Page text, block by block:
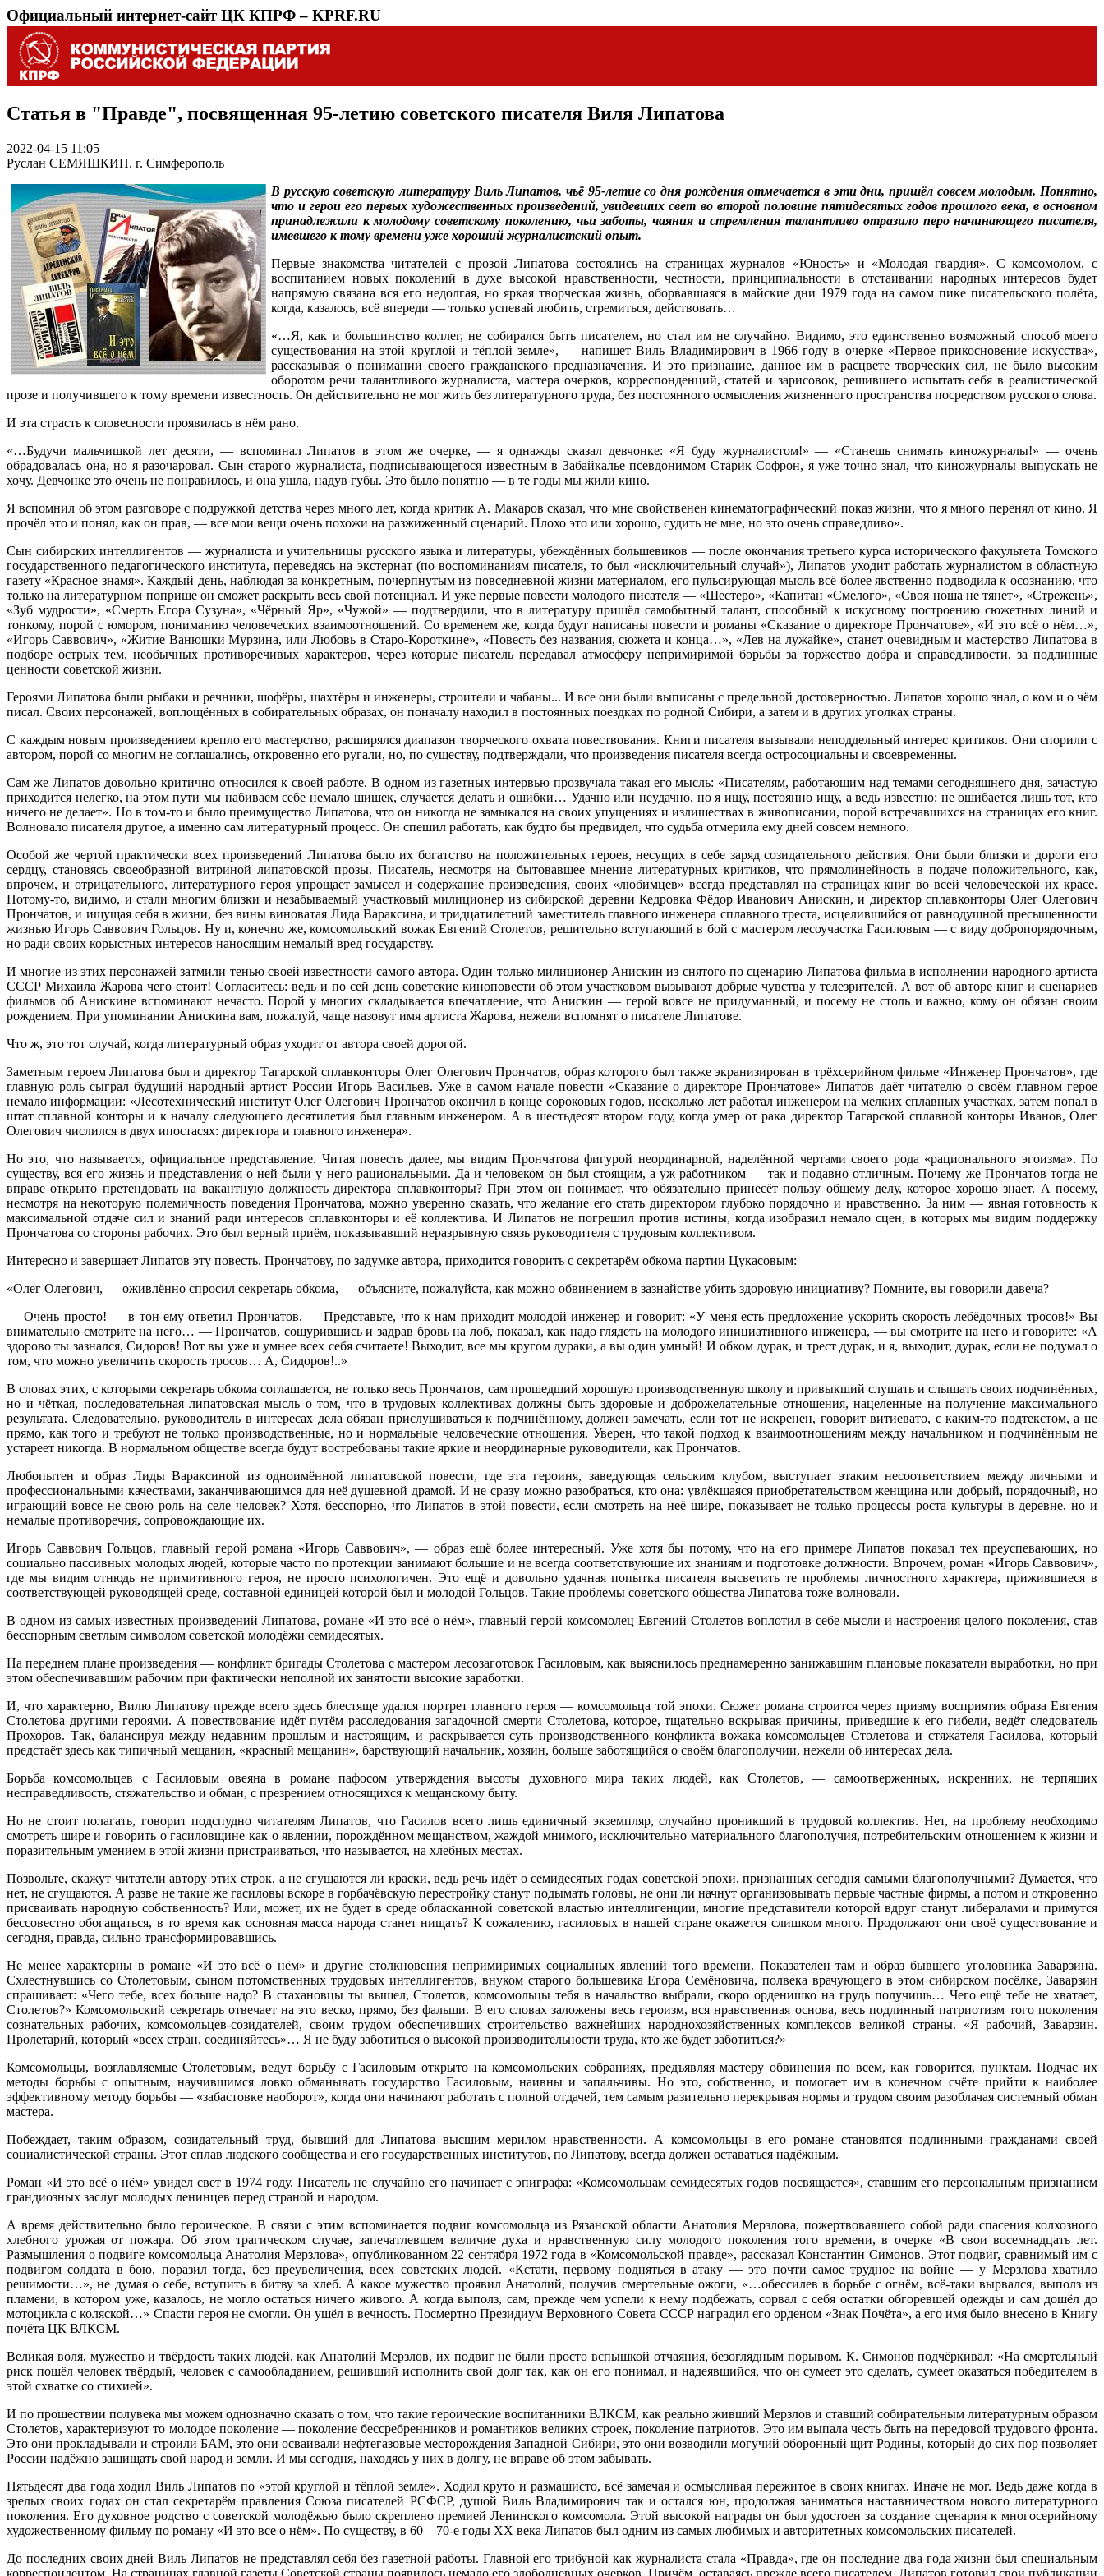
Официальный интернет-сайт ЦК КПРФ – KPRF.RU
Статья в "Правде", посвященная 95-летию советского писателя Виля Липатова
2022-04-15 11:05
Руслан СЕМЯШКИН. г. Симферополь
В русскую советскую литературу Виль Липатов, чьё 95-летие со дня рождения отмечается в эти дни, пришёл совсем молодым. Понятно,
что и герои его первых художественных произведений, увидевших свет во второй половине пятидесятых годов прошлого века, в основном
принадлежали к молодому советскому поколению, чьи заботы, чаяния и стремления талантливо отразило перо начинающего писателя,
имевшего к тому времени уже хороший журналистский опыт.
Первые знакомства читателей с прозой Липатова состоялись на страницах журналов «Юность» и «Молодая гвардия». С комсомолом, с
воспитанием новых поколений в духе высокой нравственности, честности, принципиальности в отстаивании народных интересов будет
напрямую связана вся его недолгая, но яркая творческая жизнь, оборвавшаяся в майские дни 1979 года на самом пике писательского полёта,
когда, казалось, всё впереди — только успевай любить, стремиться, действовать…
«…Я, как и большинство коллег, не собирался быть писателем, но стал им не случайно. Видимо, это единственно возможный способ моего
существования на этой круглой и тёплой земле», — напишет Виль Владимирович в 1966 году в очерке «Первое прикосновение искусства»,
рассказывая о понимании своего гражданского предназначения. И это признание, данное им в расцвете творческих сил, не было высоким
оборотом речи талантливого журналиста, мастера очерков, корреспонденций, статей и зарисовок, решившего испытать себя в реалистической
прозе и получившего к тому времени известность. Он действительно не мог жить без литературного труда, без постоянного осмысления жизненного пространства посредством русского слова.
И эта страсть к словесности проявилась в нём рано.
«…Будучи мальчишкой лет десяти, — вспоминал Липатов в этом же очерке, — я однажды сказал девчонке: «Я буду журналистом!» — «Станешь снимать киножурналы!» — очень
обрадовалась она, но я разочаровал. Сын старого журналиста, подписывающегося известным в Забайкалье псевдонимом Старик Софрон, я уже точно знал, что киножурналы выпускать не
хочу. Девчонке это очень не понравилось, и она ушла, надув губы. Это было понятно — в те годы мы жили кино.
Я вспомнил об этом разговоре с подружкой детства через много лет, когда критик А. Макаров сказал, что мне свойственен кинематографический показ жизни, что я много перенял от кино. Я
прочёл это и понял, как он прав, — все мои вещи очень похожи на разжиженный сценарий. Плохо это или хорошо, судить не мне, но это очень справедливо».
Сын сибирских интеллигентов — журналиста и учительницы русского языка и литературы, убеждённых большевиков — после окончания третьего курса исторического факультета Томского
государственного педагогического института, переведясь на экстернат (по воспоминаниям писателя, то был «исключительный случай»), Липатов уходит работать журналистом в областную
газету «Красное знамя». Каждый день, наблюдая за конкретным, почерпнутым из повседневной жизни материалом, его пульсирующая мысль всё более явственно подводила к осознанию, что
только на литературном поприще он сможет раскрыть весь свой потенциал. И уже первые повести молодого писателя — «Шестеро», «Капитан «Смелого», «Своя ноша не тянет», «Стрежень»,
«Зуб мудрости», «Смерть Егора Сузуна», «Чёрный Яр», «Чужой» — подтвердили, что в литературу пришёл самобытный талант, способный к искусному построению сюжетных линий и
тонкому, порой с юмором, пониманию человеческих взаимоотношений. Со временем же, когда будут написаны повести и романы «Сказание о директоре Прончатове», «И это всё о нём…»,
«Игорь Саввович», «Житие Ванюшки Мурзина, или Любовь в Старо-Короткине», «Повесть без названия, сюжета и конца…», «Лев на лужайке», станет очевидным и мастерство Липатова в
подборе острых тем, необычных противоречивых характеров, через которые писатель передавал атмосферу непримиримой борьбы за торжество добра и справедливости, за подлинные
ценности советской жизни.
Героями Липатова были рыбаки и речники, шофёры, шахтёры и инженеры, строители и чабаны... И все они были выписаны с предельной достоверностью. Липатов хорошо знал, о ком и о чём
писал. Своих персонажей, воплощённых в собирательных образах, он поначалу находил в постоянных поездках по родной Сибири, а затем и в других уголках страны.
С каждым новым произведением крепло его мастерство, расширялся диапазон творческого охвата повествования. Книги писателя вызывали неподдельный интерес критиков. Они спорили с
автором, порой со многим не соглашались, откровенно его ругали, но, по существу, подтверждали, что произведения писателя всегда остросоциальны и своевременны.
Сам же Липатов довольно критично относился к своей работе. В одном из газетных интервью прозвучала такая его мысль: «Писателям, работающим над темами сегодняшнего дня, зачастую
приходится нелегко, на этом пути мы набиваем себе немало шишек, случается делать и ошибки… Удачно или неудачно, но я ищу, постоянно ищу, а ведь известно: не ошибается лишь тот, кто
ничего не делает». Но в том-то и было преимущество Липатова, что он никогда не замыкался на своих упущениях и излишествах в живописании, порой встречавшихся на страницах его книг.
Волновало писателя другое, а именно сам литературный процесс. Он спешил работать, как будто бы предвидел, что судьба отмерила ему дней совсем немного.
Особой же чертой практически всех произведений Липатова было их богатство на положительных героев, несущих в себе заряд созидательного действия. Они были близки и дороги его
сердцу, становясь своеобразной витриной липатовской прозы. Писатель, несмотря на бытовавшее мнение литературных критиков, что прямолинейность в подаче положительного, как,
впрочем, и отрицательного, литературного героя упрощает замысел и содержание произведения, своих «любимцев» всегда представлял на страницах книг во всей человеческой их красе.
Потому-то, видимо, и стали многим близки и незабываемый участковый милиционер из сибирской деревни Кедровка Фёдор Иванович Анискин, и директор сплавконторы Олег Олегович
Прончатов, и ищущая себя в жизни, без вины виноватая Лида Вараксина, и тридцатилетний заместитель главного инженера сплавного треста, исцелившийся от равнодушной пресыщенности
жизнью Игорь Саввович Гольцов. Ну и, конечно же, комсомольский вожак Евгений Столетов, решительно вступающий в бой с мастером лесоучастка Гасиловым — с виду добропорядочным,
но ради своих корыстных интересов наносящим немалый вред государству.
И многие из этих персонажей затмили тенью своей известности самого автора. Один только милиционер Анискин из снятого по сценарию Липатова фильма в исполнении народного артиста
СССР Михаила Жарова чего стоит! Согласитесь: ведь и по сей день советские киноповести об этом участковом вызывают добрые чувства у телезрителей. А вот об авторе книг и сценариев
фильмов об Анискине вспоминают нечасто. Порой у многих складывается впечатление, что Анискин — герой вовсе не придуманный, и посему не столь и важно, кому он обязан своим
рождением. При упоминании Анискина вам, пожалуй, чаще назовут имя артиста Жарова, нежели вспомнят о писателе Липатове.
Что ж, это тот случай, когда литературный образ уходит от автора своей дорогой.
Заметным героем Липатова был и директор Тагарской сплавконторы Олег Олегович Прончатов, образ которого был также экранизирован в трёхсерийном фильме «Инженер Прончатов», где
главную роль сыграл будущий народный артист России Игорь Васильев. Уже в самом начале повести «Сказание о директоре Прончатове» Липатов даёт читателю о своём главном герое
немало информации: «Лесотехнический институт Олег Олегович Прончатов окончил в конце сороковых годов, несколько лет работал инженером на мелких сплавных участках, затем попал в
штат сплавной конторы и к началу следующего десятилетия был главным инженером. А в шестьдесят втором году, когда умер от рака директор Тагарской сплавной конторы Иванов, Олег
Олегович числился в двух ипостасях: директора и главного инженера».
Но это, что называется, официальное представление. Читая повесть далее, мы видим Прончатова фигурой неординарной, наделённой чертами своего рода «рационального эгоизма». По
существу, вся его жизнь и представления о ней были у него рациональными. Да и человеком он был стоящим, а уж работником — так и подавно отличным. Почему же Прончатов тогда не
вправе открыто претендовать на вакантную должность директора сплавконторы? При этом он понимает, что обязательно принесёт пользу общему делу, которое хорошо знает. А посему,
несмотря на некоторую полемичность поведения Прончатова, можно уверенно сказать, что желание его стать директором глубоко порядочно и нравственно. За ним — явная готовность к
максимальной отдаче сил и знаний ради интересов сплавконторы и её коллектива. И Липатов не погрешил против истины, когда изобразил немало сцен, в которых мы видим поддержку
Прончатова со стороны рабочих. Это был верный приём, показывавший неразрывную связь руководителя с трудовым коллективом.
Интересно и завершает Липатов эту повесть. Прончатову, по задумке автора, приходится говорить с секретарём обкома партии Цукасовым:
«Олег Олегович, — оживлённо спросил секретарь обкома, — объясните, пожалуйста, как можно обвинением в зазнайстве убить здоровую инициативу? Помните, вы говорили давеча?
— Очень просто! — в тон ему ответил Прончатов. — Представьте, что к нам приходит молодой инженер и говорит: «У меня есть предложение ускорить скорость лебёдочных тросов!» Вы
внимательно смотрите на него… — Прончатов, сощурившись и задрав бровь на лоб, показал, как надо глядеть на молодого инициативного инженера, — вы смотрите на него и говорите: «А
здорово ты зазнался, Сидоров! Вот вы уже и умнее всех себя считаете! Выходит, все мы кругом дураки, а вы один умный! И обком дурак, и трест дурак, и я, выходит, дурак, если не подумал о
том, что можно увеличить скорость тросов… А, Сидоров!..»
В словах этих, с которыми секретарь обкома соглашается, не только весь Прончатов, сам прошедший хорошую производственную школу и привыкший слушать и слышать своих подчинённых,
но и чёткая, последовательная липатовская мысль о том, что в трудовых коллективах должны быть здоровые и доброжелательные отношения, нацеленные на получение максимального
результата. Следовательно, руководитель в интересах дела обязан прислушиваться к подчинённому, должен замечать, если тот не искренен, говорит витиевато, с каким-то подтекстом, а не
прямо, как того и требуют не только производственные, но и нормальные человеческие отношения. Уверен, что такой подход к взаимоотношениям между начальником и подчинённым не
устареет никогда. В нормальном обществе всегда будут востребованы такие яркие и неординарные руководители, как Прончатов.
Любопытен и образ Лиды Вараксиной из одноимённой липатовской повести, где эта героиня, заведующая сельским клубом, выступает этаким несоответствием между личными и
профессиональными качествами, заканчивающимся для неё душевной драмой. И не сразу можно разобраться, кто она: увлёкшаяся приобретательством женщина или добрый, порядочный, но
играющий вовсе не свою роль на селе человек? Хотя, бесспорно, что Липатов в этой повести, если смотреть на неё шире, показывает не только процессы роста культуры в деревне, но и
немалые противоречия, сопровождающие их.
Игорь Саввович Гольцов, главный герой романа «Игорь Саввович», — образ ещё более интересный. Уже хотя бы потому, что на его примере Липатов показал тех преуспевающих, но
социально пассивных молодых людей, которые часто по протекции занимают большие и не всегда соответствующие их знаниям и подготовке должности. Впрочем, роман «Игорь Саввович»,
где мы видим отнюдь не примитивного героя, не просто психологичен. Это ещё и довольно удачная попытка писателя высветить те проблемы личностного характера, прижившиеся в
соответствующей руководящей среде, составной единицей которой был и молодой Гольцов. Такие проблемы советского общества Липатова тоже волновали.
В одном из самых известных произведений Липатова, романе «И это всё о нём», главный герой комсомолец Евгений Столетов воплотил в себе мысли и настроения целого поколения, став
бесспорным светлым символом советской молодёжи семидесятых.
На переднем плане произведения — конфликт бригады Столетова с мастером лесозаготовок Гасиловым, как выяснилось преднамеренно занижавшим плановые показатели выработки, но при
этом обеспечивавшим рабочим при фактически неполной их занятости высокие заработки.
И, что характерно, Вилю Липатову прежде всего здесь блестяще удался портрет главного героя — комсомольца той эпохи. Сюжет романа строится через призму восприятия образа Евгения
Столетова другими героями. А повествование идёт путём расследования загадочной смерти Столетова, которое, тщательно вскрывая причины, приведшие к его гибели, ведёт следователь
Прохоров. Так, балансируя между недавним прошлым и настоящим, и раскрывается суть производственного конфликта вожака комсомольцев Столетова и стяжателя Гасилова, который
предстаёт здесь как типичный мещанин, «красный мещанин», барствующий начальник, хозяин, больше заботящийся о своём благополучии, нежели об интересах дела.
Борьба комсомольцев с Гасиловым овеяна в романе пафосом утверждения высоты духовного мира таких людей, как Столетов, — самоотверженных, искренних, не терпящих
несправедливость, стяжательство и обман, с презрением относящихся к мещанскому быту.
Но не стоит полагать, говорит подспудно читателям Липатов, что Гасилов всего лишь единичный экземпляр, случайно проникший в трудовой коллектив. Нет, на проблему необходимо
смотреть шире и говорить о гасиловщине как о явлении, порождённом мещанством, жаждой мнимого, исключительно материального благополучия, потребительским отношением к жизни и
поразительным умением в этой жизни пристраиваться, что называется, на хлебных местах.
Позвольте, скажут читатели автору этих строк, а не сгущаются ли краски, ведь речь идёт о семидесятых годах советской эпохи, признанных сегодня самыми благополучными? Думается, что
нет, не сгущаются. А разве не такие же гасиловы вскоре в горбачёвскую перестройку станут подымать головы, не они ли начнут организовывать первые частные фирмы, а потом и откровенно
присваивать народную собственность? Или, может, их не будет в среде обласканной советской властью интеллигенции, многие представители которой вдруг станут либералами и примутся
бессовестно обогащаться, в то время как основная масса народа станет нищать? К сожалению, гасиловых в нашей стране окажется слишком много. Продолжают они своё существование и
сегодня, правда, сильно трансформировавшись.
Не менее характерны в романе «И это всё о нём» и другие столкновения непримиримых социальных явлений того времени. Показателен там и образ бывшего уголовника Заварзина.
Схлестнувшись со Столетовым, сыном потомственных трудовых интеллигентов, внуком старого большевика Егора Семёновича, полвека врачующего в этом сибирском посёлке, Заварзин
спрашивает: «Чего тебе, всех больше надо? В стахановцы ты вышел, Столетов, комсомольцы тебя в начальство выбрали, скоро орденишко на грудь получишь… Чего ещё тебе не хватает,
Столетов?» Комсомольский секретарь отвечает на это веско, прямо, без фальши. В его словах заложены весь героизм, вся нравственная основа, весь подлинный патриотизм того поколения
сознательных рабочих, комсомольцев-созидателей, своим трудом обеспечивших строительство важнейших народнохозяйственных комплексов великой страны. «Я рабочий, Заварзин.
Пролетарий, который «всех стран, соединяйтесь»… Я не буду заботиться о высокой производительности труда, кто же будет заботиться?»
Комсомольцы, возглавляемые Столетовым, ведут борьбу с Гасиловым открыто на комсомольских собраниях, предъявляя мастеру обвинения по всем, как говорится, пунктам. Подчас их
методы борьбы с опытным, научившимся ловко обманывать государство Гасиловым, наивны и запальчивы. Но это, собственно, и помогает им в конечном счёте прийти к наиболее
эффективному методу борьбы — «забастовке наоборот», когда они начинают работать с полной отдачей, тем самым разительно перекрывая нормы и трудом своим разоблачая системный обман
мастера.
Побеждает, таким образом, созидательный труд, бывший для Липатова высшим мерилом нравственности. А комсомольцы в его романе становятся подлинными гражданами своей
социалистической страны. Этот сплав людского сообщества и его государственных институтов, по Липатову, всегда должен оставаться надёжным.
Роман «И это всё о нём» увидел свет в 1974 году. Писатель не случайно его начинает с эпиграфа: «Комсомольцам семидесятых годов посвящается», ставшим его персональным признанием
грандиозных заслуг молодых ленинцев перед страной и народом.
А время действительно было героическое. В связи с этим вспоминается подвиг комсомольца из Рязанской области Анатолия Мерзлова, пожертвовавшего собой ради спасения колхозного
хлебного урожая от пожара. Об этом трагическом случае, запечатлевшем величие духа и нравственную силу молодого поколения того времени, в очерке «В свои восемнадцать лет.
Размышления о подвиге комсомольца Анатолия Мерзлова», опубликованном 22 сентября 1972 года в «Комсомольской правде», рассказал Константин Симонов. Этот подвиг, сравнимый им с
подвигом солдата в бою, поразил тогда, без преувеличения, всех советских людей. «Кстати, первому подняться в атаку — это почти самое трудное на войне — у Мерзлова хватило
решимости…», не думая о себе, вступить в битву за хлеб. А какое мужество проявил Анатолий, получив смертельные ожоги, «…обессилев в борьбе с огнём, всё-таки вырвался, выполз из
пламени, в котором уже, казалось, не могло остаться ничего живого. А когда выполз, сам, прежде чем успели к нему подбежать, сорвал с себя остатки обгоревшей одежды и сам дошёл до
мотоцикла с коляской…» Спасти героя не смогли. Он ушёл в вечность. Посмертно Президиум Верховного Совета СССР наградил его орденом «Знак Почёта», а его имя было внесено в Книгу
почёта ЦК ВЛКСМ.
Великая воля, мужество и твёрдость таких людей, как Анатолий Мерзлов, их подвиг не были просто вспышкой отчаяния, безоглядным порывом. К. Симонов подчёркивал: «На смертельный
риск пошёл человек твёрдый, человек с самообладанием, решивший исполнить свой долг так, как он его понимал, и надеявшийся, что он сумеет это сделать, сумеет оказаться победителем в
этой схватке со стихией».
И по прошествии полувека мы можем однозначно сказать о том, что такие героические воспитанники ВЛКСМ, как реально живший Мерзлов и ставший собирательным литературным образом
Столетов, характеризуют то молодое поколение — поколение бессребренников и романтиков великих строек, поколение патриотов. Это им выпала честь быть на передовой трудового фронта.
Это они прокладывали и строили БАМ, это они осваивали нефтегазовые месторождения Западной Сибири, это они возводили могучий оборонный щит Родины, который до сих пор позволяет
России надёжно защищать свой народ и земли. И мы сегодня, находясь у них в долгу, не вправе об этом забывать.
Пятьдесят два года ходил Виль Липатов по «этой круглой и тёплой земле». Ходил круто и размашисто, всё замечая и осмысливая пережитое в своих книгах. Иначе не мог. Ведь даже когда в
зрелых своих годах он стал секретарём правления Союза писателей РСФСР, душой Виль Владимирович так и остался юн, продолжая заниматься наставничеством нового литературного
поколения. Его духовное родство с советской молодёжью было скреплено премией Ленинского комсомола. Этой высокой награды он был удостоен за создание сценария к многосерийному
художественному фильму по роману «И это все о нём». По существу, в 60—70-е годы XX века Липатов был одним из самых любимых и авторитетных комсомольских писателей.
До последних своих дней Виль Липатов не представлял себя без газетной работы. Главной его трибуной как журналиста стала «Правда», где он последние два года жизни был специальным
корреспондентом. На страницах главной газеты Советской страны появилось немало его злободневных очерков. Причём, оставаясь прежде всего писателем, Липатов готовил свои публикации